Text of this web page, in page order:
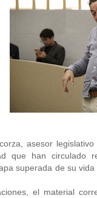
asesor
que han circulado
superada de su
el material